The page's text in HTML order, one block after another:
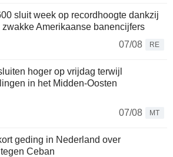
sluit week op recordhoogte dankzij
Amerikaanse banencijfers
07/08
RE
hoger op vrijdag terwijl
in het Midden-Oosten
07/08
MT
geding in Nederland over
Ceban